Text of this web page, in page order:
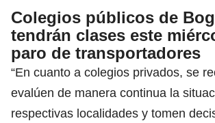
Colegios públicos de
tendrán clases este
paro de transportadores
“En cuanto a colegios privados, se
evalúen de manera continua la
respectivas localidades y tomen